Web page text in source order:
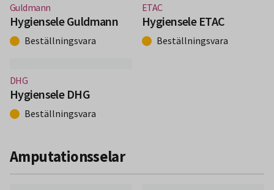
Guldmann
Hygiensele Guldmann
(Nytt fönster)
Beställningsvara
ETAC
Hygiensele ETAC
(Nytt fönster)
Beställningsvara
DHG
Hygiensele DHG
(Nytt fönster)
Beställningsvara
Amputationsselar